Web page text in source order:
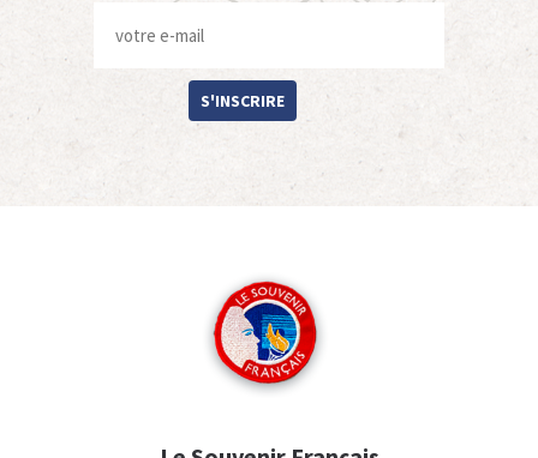
S'INSCRIRE